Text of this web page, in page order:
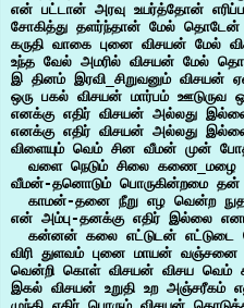
என் பட்டான் அரவு உயர்த்தோன்
சோகித்து தளர்ந்தான் மேல்
கருதி வாகை புனை விசயன் மேல்
உந்த வேல் அமரில் விசயன் மேல்
இ தினம் இரவி_சிறுவனும் விசயன்
ஒரு பகல் விசயன் மார்பம் ஊடுருவ
எனக்கு எதிர் விசயன் அல்லது
எனக்கு எதிர் விசயன் அல்லது
விளையும் வெம் சின வீமன் முன்
வளை நெடும் சிலை கணை_மழை
வீமன்-தனொடும் பொருகின்றமை தன்
காமன்-தனை நீறு எழ வென்ற
என் அம்பு-தனக்கு எதிர் இல்லை
கன்னன் கலை எட்டுடன் எட்டுடை
விரி துளவம் புனை மாயன்
வென்றி கொள் விசயன் விசய வெம்
இகல் விசயன் உறுதி உற